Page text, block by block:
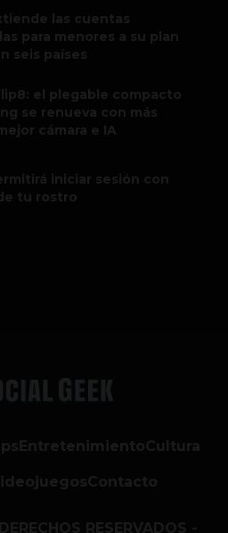
las cuentas
para menores a su plan
seis países
el plegable compacto
se renueva con más
cámara e IA
iniciar sesión con
tu rostro